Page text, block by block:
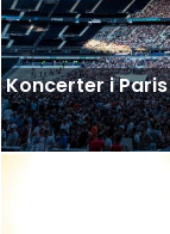
Koncerter i